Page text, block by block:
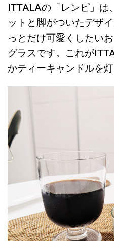
ITTALAの「レンピ」は
ットと脚がついたデザ
っとだけ可愛くしたい
グラスです。これが
かティーキャンドルを